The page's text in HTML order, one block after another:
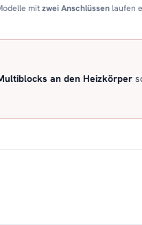
mitzwei Anschlüssen laufen
an den Heizkörper